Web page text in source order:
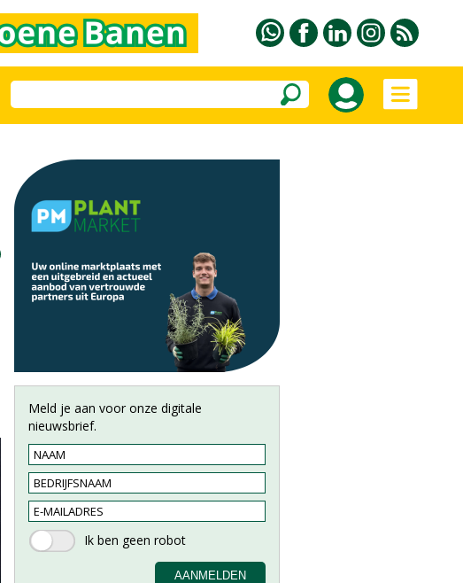
Meld je aan voor onze digitale
nieuwsbrief.